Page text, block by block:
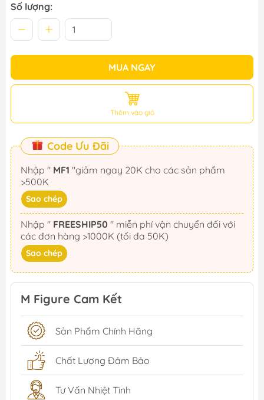
Số lượng:
MUA NGAY
Thêm vào giỏ
Code Ưu Đãi
Nhập " MF1
>500K
Sao chép
Nhập " FREESHIP50
các đơn hàng >1000K (tối đa 50K)
Sao chép
M Figure Cam Kết
Sản Phẩm Chính Hãng
Chất Lượng Đảm Bảo
Tư Vấn Nhiệt Tình